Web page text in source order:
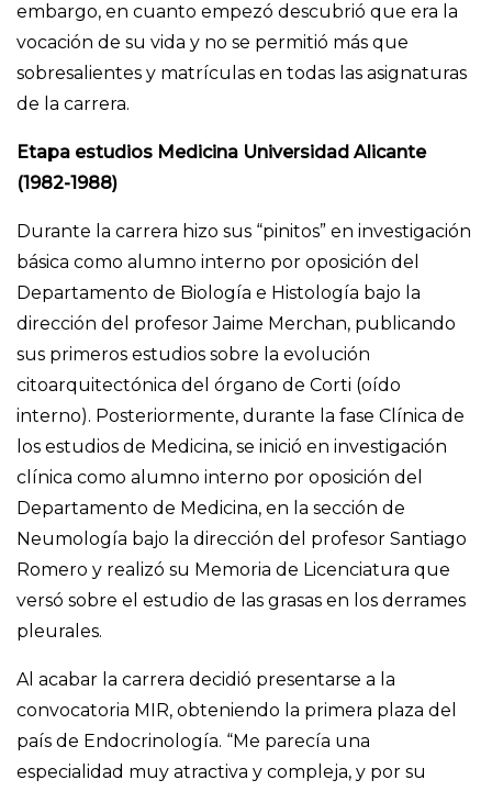
embargo, en cuanto empezó descubrió que era la
vocación de su vida y no se permitió más que
sobresalientes y matrículas en todas las asignaturas
de la carrera.
Etapa estudios Medicina Universidad Alicante
(1982-1988)
Durante la carrera hizo sus “pinitos” en investigación
básica como alumno interno por oposición del
Departamento de Biología e Histología bajo la
dirección del profesor Jaime Merchan, publicando
sus primeros estudios sobre la evolución
citoarquitectónica del órgano de Corti (oído
interno). Posteriormente, durante la fase Clínica de
los estudios de Medicina, se inició en investigación
clínica como alumno interno por oposición del
Departamento de Medicina, en la sección de
Neumología bajo la dirección del profesor Santiago
Romero y realizó su Memoria de Licenciatura que
versó sobre el estudio de las grasas en los derrames
pleurales.
Al acabar la carrera decidió presentarse a la
convocatoria MIR, obteniendo la primera plaza del
país de Endocrinología. “Me parecía una
especialidad muy atractiva y compleja, y por su